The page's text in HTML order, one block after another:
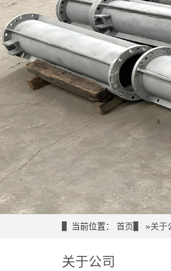
当前位置： 首页 »关于
关于公司